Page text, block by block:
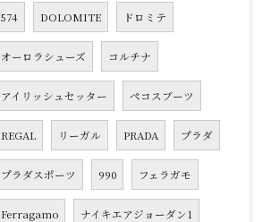
574 DOLOMITE ドロミテ
オーロラシューズ コルチナ
アイリッシュセッター ペコスブーツ
REGAL リーガル PRADA プラダ
プラダスポーツ 990 フェラガモ
Ferragamo ナイキエアジョーダン1